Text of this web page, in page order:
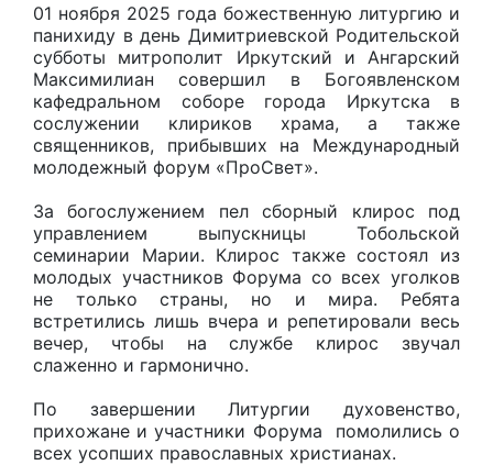
01 ноября 2025 года божественную литургию и
панихиду в день Димитриевской Родительской
субботы митрополит Иркутский и Ангарский
Максимилиан совершил в Богоявленском
кафедральном соборе города Иркутска в
сослужении клириков храма, а также
священников, прибывших на Международный
молодежный форум «ПроСвет».
За богослужением пел сборный клирос под
управлением выпускницы Тобольской
семинарии Марии. Клирос также состоял из
молодых участников Форума со всех уголков
не только страны, но и мира. Ребята
встретились лишь вчера и репетировали весь
вечер, чтобы на службе клирос звучал
слаженно и гармонично.
По завершении Литургии духовенство,
прихожане и участники Форума помолились о
всех усопших православных христианах.